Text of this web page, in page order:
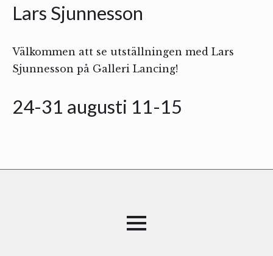
Lars Sjunnesson
Välkommen att se utställningen med Lars
Sjunnesson på Galleri Lancing!
24-31 augusti 11-15